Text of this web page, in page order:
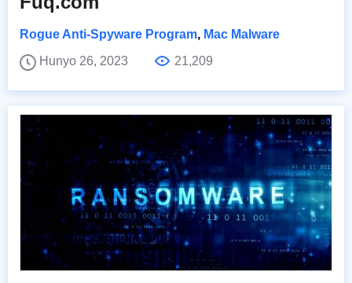
Rogue Anti-Spyware Program, Mac Malware
Hunyo 26, 2023
21,209